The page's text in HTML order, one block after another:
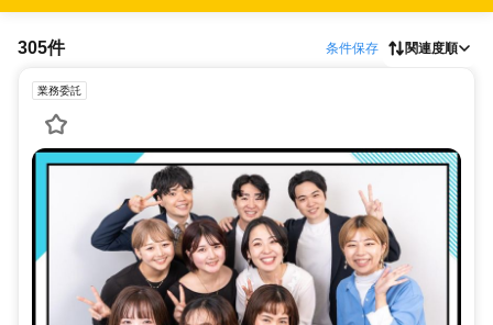
305件 条件保存 関連度順
業務委託